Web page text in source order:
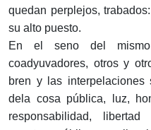
quedan per­plejos,
su alto puesto.
En el seno del mismo
coadyuvadores, otros y
bren y las interpelaciones
dela cosa pública, luz,
responsabilidad,